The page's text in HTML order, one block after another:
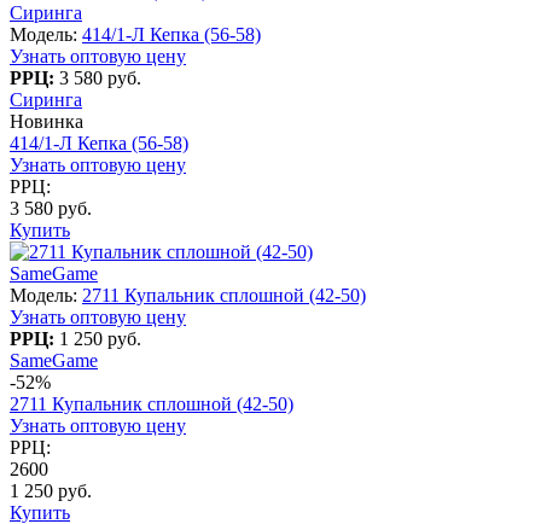
Сиринга
Модель: 414/1-Л Кепка (56-58)
Узнать оптовую цену
РРЦ: 3 580 руб.
Сиринга
Новинка
414/1-Л Кепка (56-58)
Узнать оптовую цену
РРЦ:
3 580 руб.
Купить
SameGame
Модель: 2711 Купальник сплошной (42-50)
Узнать оптовую цену
РРЦ: 1 250 руб.
SameGame
-52%
2711 Купальник сплошной (42-50)
Узнать оптовую цену
РРЦ:
2600
1 250 руб.
Купить